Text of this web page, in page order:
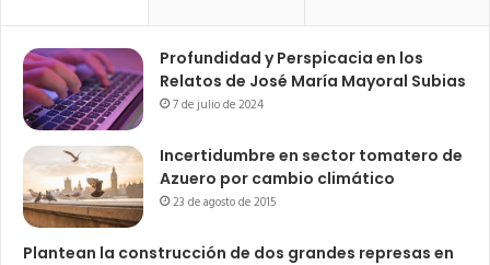
Profundidad y Perspicacia en los
Relatos de José María Mayoral Subias
7 de julio de 2024
Incertidumbre en sector tomatero de
Azuero por cambio climático
23 de agosto de 2015
Plantean la construcción de dos grandes represas en